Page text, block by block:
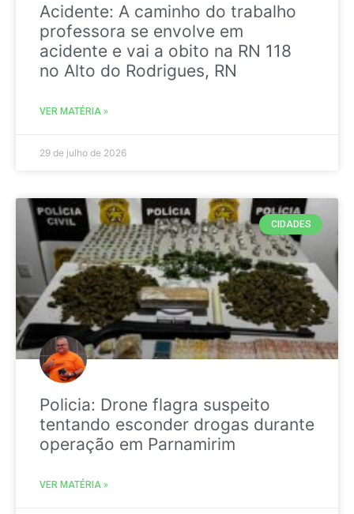
Acidente: A caminho do trabalho
professora se envolve em
acidente e vai a obito na RN 118
no Alto do Rodrigues, RN
VER MATÉRIA »
29 de julho de 2026
CIDADES
Policia: Drone flagra suspeito
tentando esconder drogas durante
operação em Parnamirim
VER MATÉRIA »